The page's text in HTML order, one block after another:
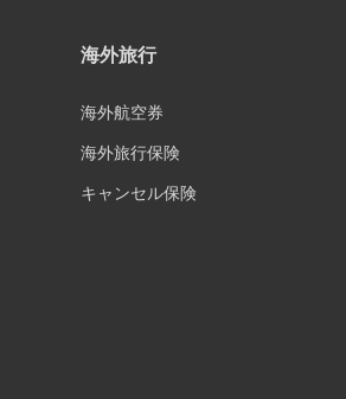
海外旅行
海外航空券
海外旅行保険
キャンセル保険